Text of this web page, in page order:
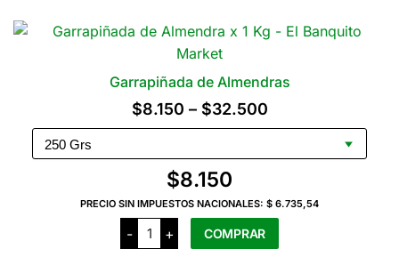
Garrapiñada de Almendras
$8.150 – $32.500Rango
de
precios:
$8.150
$8.150
PRECIO SIN IMPUESTOS NACIONALES: $ 6.735,54
-
Garrapiñada
de
Almendras
+ COMPRAR